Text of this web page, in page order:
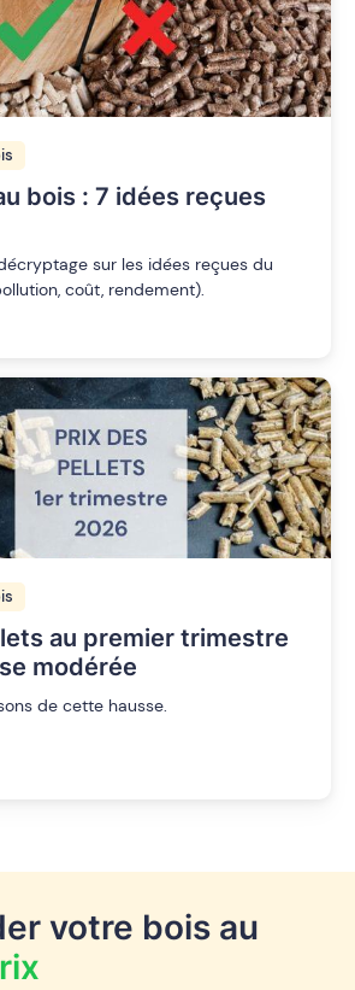
bois : 7 idées reçues
sur les idées reçues du
coût, rendement).
au premier trimestre
modérée
de cette hausse.
votre bois au